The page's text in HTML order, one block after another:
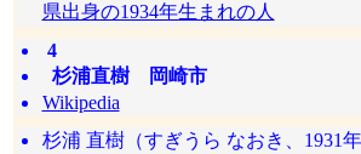
県出身の1934年生まれの人
4
杉浦直樹 岡崎市
Wikipedia
杉浦 直樹（すぎうら なおき、1931年